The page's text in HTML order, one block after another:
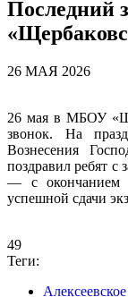
Последний
26 МАЯ 2026
26 мая в МБОУ
звонок. На
Вознесения
поздравил ребят с
— с окончанием
успешной сдачи
49
Теги: